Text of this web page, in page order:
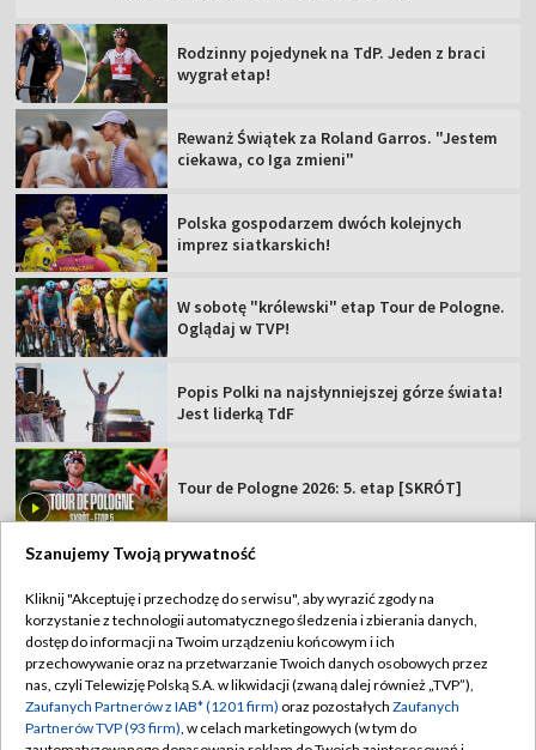
Rodzinny pojedynek na TdP. Jeden z braci
wygrał etap!
Rewanż Świątek za Roland Garros. "Jestem
ciekawa, co Iga zmieni"
Polska gospodarzem dwóch kolejnych
imprez siatkarskich!
W sobotę "królewski" etap Tour de Pologne.
Oglądaj w TVP!
Popis Polki na najsłynniejszej górze świata!
Jest liderką TdF
Tour de Pologne 2026: 5. etap [SKRÓT]
TVP
Abonament TVP
Sklep TVP
Biuro Reklamy
Regulamin TVP
Polityka prywatności
Moje zgody
Szanujemy Twoją prywatność
Kliknij "Akceptuję i przechodzę do serwisu", aby wyrazić zgody na
korzystanie z technologii automatycznego śledzenia i zbierania danych,
dostęp do informacji na Twoim urządzeniu końcowym i ich
przechowywanie oraz na przetwarzanie Twoich danych osobowych przez
nas, czyli Telewizję Polską S.A. w likwidacji (zwaną dalej również „TVP”),
Zaufanych Partnerów z IAB* (1201 firm) oraz pozostałych Zaufanych
Partnerów TVP (93 firm), w celach marketingowych (w tym do